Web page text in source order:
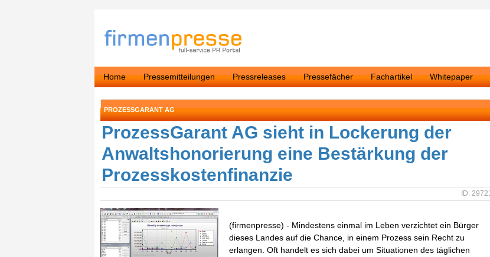
Home Pressemitteilungen Pressreleases Pressefächer Fachartikel Whitepaper
PROZESSGARANT AG
ProzessGarant AG sieht in Lockerung der
Anwaltshonorierung eine Bestärkung der
Prozesskostenfinanzie
ID:
(firmenpresse) - Mindestens einmal im Leben verzichtet ein Bürger
dieses Landes auf die Chance, in einem Prozess sein Recht zu
erlangen. Oft handelt es sich dabei um Situationen des täglichen